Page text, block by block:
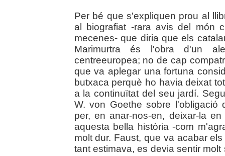
Per bé que s'expliquen prou al
al biografiat -rara avis del món
mecenes- que diria que els
Marimurtra és l'obra d'un
centreeuropea; no de cap
que va aplegar una fortuna
butxaca perquè ho havia deixat
a la continuïtat del seu jardí.
W. von Goethe sobre l'obligació
per, en anar-nos-en, deixar-la
aquesta bella història -com
molt dur. Faust, que va acabar
tant estimava, es devia sentir